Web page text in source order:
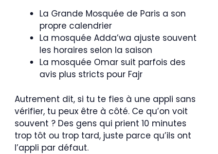
La Grande Mosquée de Paris a son
propre calendrier
La mosquée Adda’wa ajuste souvent
les horaires selon la saison
La mosquée Omar suit parfois des
avis plus stricts pour Fajr
Autrement dit, si tu te fies à une appli sans
vérifier, tu peux être à côté. Ce qu’on voit
souvent ? Des gens qui prient 10 minutes
trop tôt ou trop tard, juste parce qu’ils ont
l’appli par défaut.